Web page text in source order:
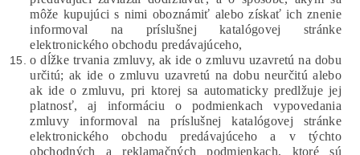
môže kupujúci s nimi oboznámiť alebo získať ich znenie
informoval na príslušnej katalógovej stránke
elektronického obchodu predávajúceho,
o dĺžke trvania zmluvy, ak ide o zmluvu uzavretú na dobu
určitú; ak ide o zmluvu uzavretú na dobu neurčitú alebo
ak ide o zmluvu, pri ktorej sa automaticky predlžuje jej
platnosť, aj informáciu o podmienkach vypovedania
zmluvy informoval na príslušnej katalógovej stránke
elektronického obchodu predávajúceho a v týchto
obchodných a reklamačných podmienkach, ktoré sú